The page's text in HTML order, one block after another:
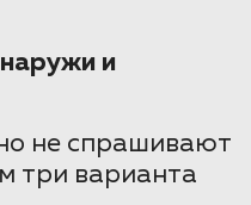
и
не спрашивают
три варианта